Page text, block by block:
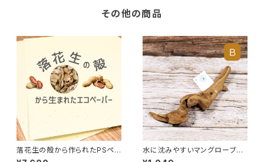
その他の商品
落花生の殻から作られたPSペ
ーパー 薄め｜環境に優しいエ
水に沈みやすいマングローブ流
木｜個性的な形状でエアプラン